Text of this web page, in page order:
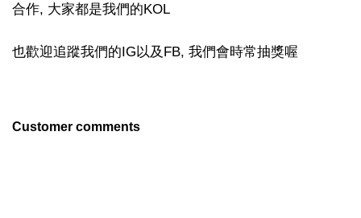
合作, 大家都是我們的KOL
也歡迎追蹤我們的IG以及FB, 我們會時常抽獎喔
Customer comments